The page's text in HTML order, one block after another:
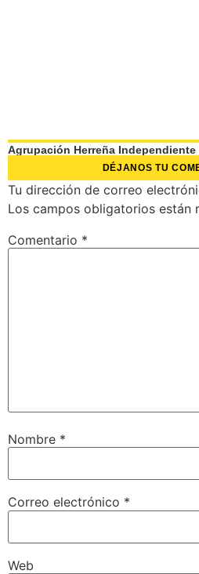
Agrupación Herreña Independiente
DÉJANOS TU
Tu dirección de correo
Los campos obligatorios están
Comentario *
Nombre *
Correo electrónico *
Web